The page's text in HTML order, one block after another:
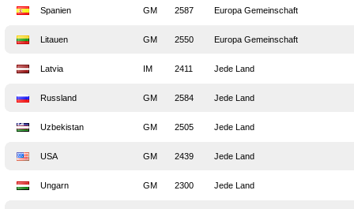
Spanien GM 2587 Europa Gemeinschaft
Litauen GM 2550 Europa Gemeinschaft
Latvia IM 2411 Jede Land
Russland GM 2584 Jede Land
Uzbekistan GM 2505 Jede Land
USA GM 2439 Jede Land
Ungarn GM 2300 Jede Land